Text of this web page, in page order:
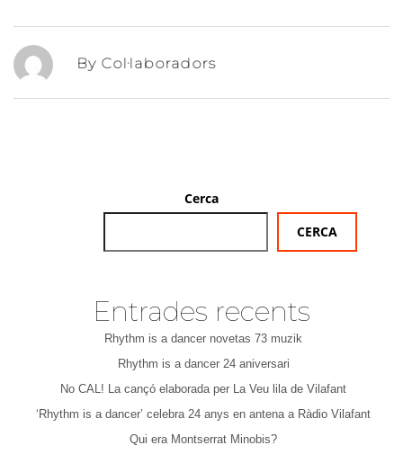
By Col·laboradors
Cerca
CERCA
Entrades recents
Rhythm is a dancer novetas 73 muzik
Rhythm is a dancer 24 aniversari
No CAL! La cançó elaborada per La Veu lila de Vilafant
‘Rhythm is a dancer’ celebra 24 anys en antena a Ràdio Vilafant
Qui era Montserrat Minobis?